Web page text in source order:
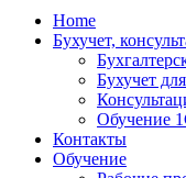
Home
Бухучет,
Бухучет
Обучение
Контакты
Обучение